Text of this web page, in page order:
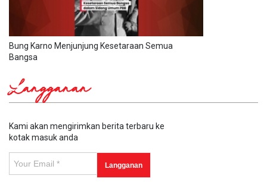
Bung Karno Menjunjung Kesetaraan Semua
Bangsa
Langganan
Kami akan mengirimkan berita terbaru ke
kotak masuk anda